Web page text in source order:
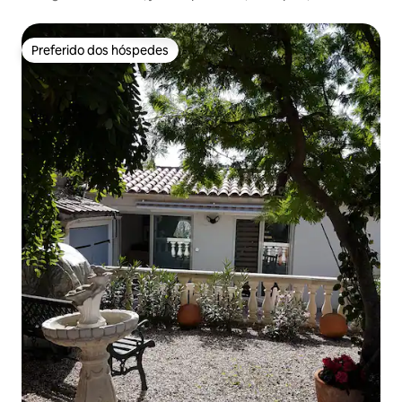
Preferido dos hóspedes
Preferido dos hóspedes